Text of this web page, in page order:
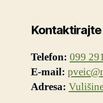
Telefon: 099
E-mail:
Adresa: